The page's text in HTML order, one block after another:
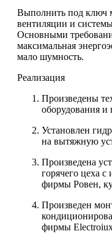
Выполнить под ключ
вентиляции и
Основными
максимальная
мало шумность.
Реализация
Произведены
оборудования
Установлен
на вытяжную
Произведена
горячего цеха с
фирмы Ровен,
Произведен
фирмы